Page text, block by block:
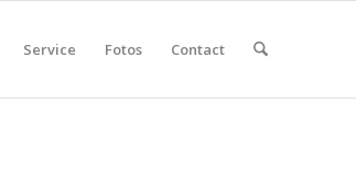
Service Fotos Contact